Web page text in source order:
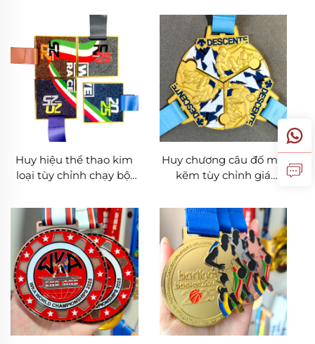
công kim loại, cúp bóng
đá xoay được
trường học, cự ly 5k/10k,
chạy vui, leo núi,
marathon tùy chỉnh
Huy hiệu thể thao kim
loại tùy chỉnh chạy bộ,
giải thưởng, bóng đá,
bóng rổ, đua, thể thao
huy hiệu kim loại tùy
chỉnh
Huy chương câu đố mạ
kẽm tùy chỉnh giá
đạp, trượt tuyết, thể dục
dụng cụ, bóng bàn úc
(Pickleball), võ Karate,
huy chương thể thao
kim loại